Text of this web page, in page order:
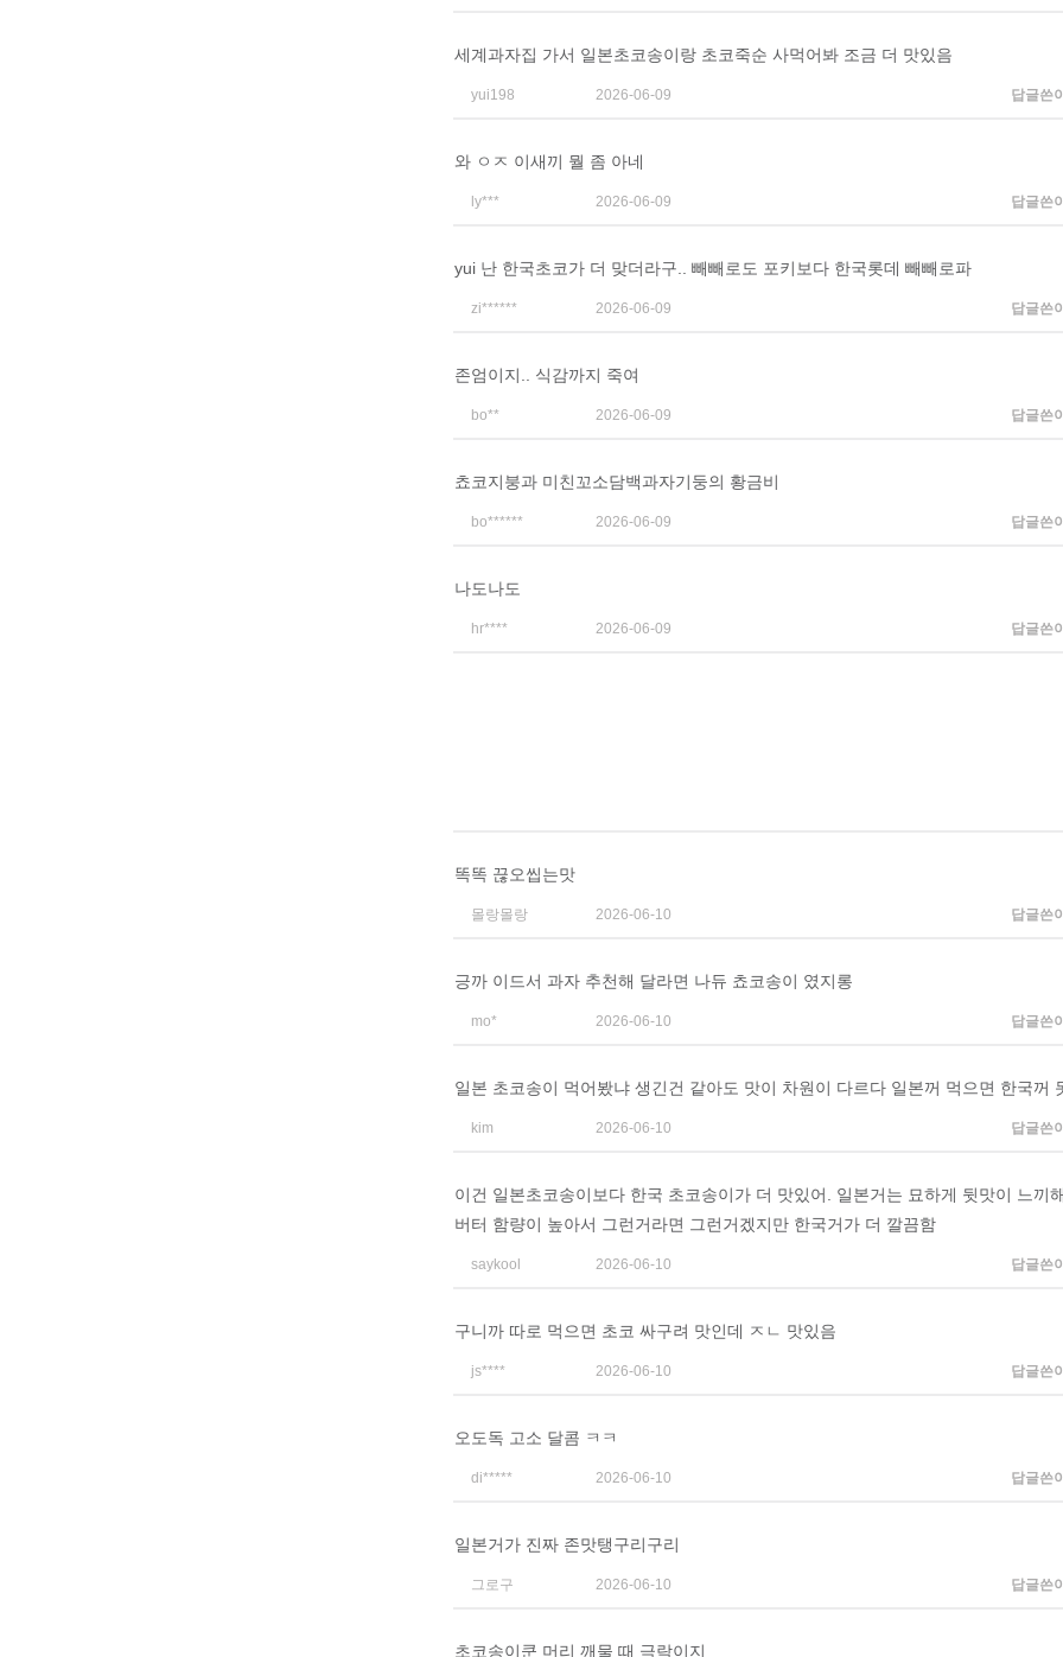
세계과자집 가서 일본초코송이랑 초코죽순 사먹어봐 조금 더 맛있음
yui198 2026-06-09 답글쓴
와 ㅇㅈ 이새끼 뭘 좀 아네
ly*** 2026-06-09 답글쓴
yui 난 한국초코가 더 맞더라구.. 빼빼로도 포키보다 한국롯데 빼빼로파
zi****** 2026-06-09 답글쓴
존엄이지.. 식감까지 죽여
bo** 2026-06-09 답글쓴
쵸코지붕과 미친꼬소담백과자기둥의 황금비
bo****** 2026-06-09 답글쓴
나도나도
hr**** 2026-06-09 답글쓴
똑똑 끊오씹는맛
몰랑몰랑 2026-06-10 답글쓴
긍까 이드서 과자 추천해 달라면 나듀 쵸코송이 였지롱
mo* 2026-06-10 답글쓴
일본 초코송이 먹어봤냐 생긴건 같아도 맛이 차원이 다르다 일본꺼 먹으면 한국꺼
kim 2026-06-10 답글쓴
이건 일본초코송이보다 한국 초코송이가 더 맛있어. 일본거는 묘하게 뒷맛이 느끼
버터 함량이 높아서 그런거라면 그런거겠지만 한국거가 더 깔끔함
saykool 2026-06-10 답글쓴
구니까 따로 먹으면 초코 싸구려 맛인데 ㅈㄴ 맛있음
js**** 2026-06-10 답글쓴
오도독 고소 달콤 ㅋㅋ
di***** 2026-06-10 답글쓴
일본거가 진짜 존맛탱구리구리
그로구 2026-06-10 답글쓴
초코송이쿤 머리 깨물 때 극락이지